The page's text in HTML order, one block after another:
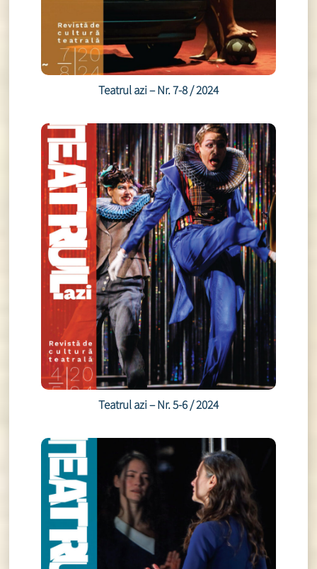
Teatrul azi – Nr. 7-8 / 2024
Teatrul azi – Nr. 5-6 / 2024